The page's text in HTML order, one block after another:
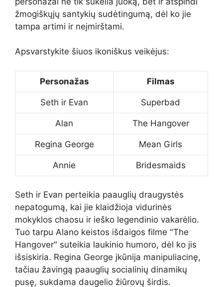
žmogiškųjų santykių sudėtingumą, dėl ko jie
tampa artimi ir neįmirštami.
Apsvarstykite šiuos ikoniškus veikėjus:
Personažas Filmas
Seth ir Evan Superbad
Alan The Hangover
Regina George Mean Girls
Annie Bridesmaids
Seth ir Evan perteikia paauglių draugystės
nepatogumą, kai jie klaidžioja vidurinės
mokyklos chaosu ir ieško legendinio vakarėlio.
Tuo tarpu Alano keistos išdaigos filme "The
Hangover" suteikia laukinio humoro, dėl ko jis
išsiskiria. Regina George įkūnija manipuliacinę,
tačiau žavingą paauglių socialinių dinamikų
pusę, sukdama daugelio žiūrovų širdis.